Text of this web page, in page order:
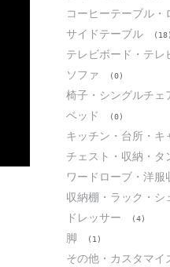
コーヒーテーブル・
サイドテーブル (18)
テレビボード・テレ
ソファ (0)
椅子・シングルチェ
ベッド (0)
キッチン・台所・キ
チェスト・収納・タ
ワードローブ・洋服
収納棚・ラック・シ
ドレッサー (4)
脚 (1)
その他・カスタマイ